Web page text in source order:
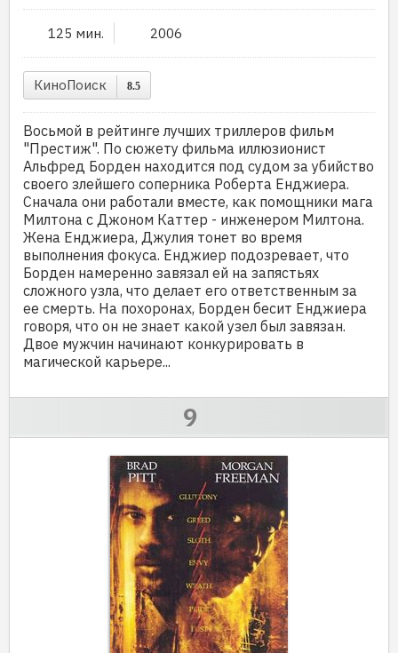
125 мин. 2006
КиноПоиск 8.5
Восьмой в рейтинге лучших триллеров фильм
"Престиж". По сюжету фильма иллюзионист
Альфред Борден находится под судом за убийство
своего злейшего соперника Роберта Енджиера.
Сначала они работали вместе, как помощники мага
Милтона с Джоном Каттер - инженером Милтона.
Жена Енджиера, Джулия тонет во время
выполнения фокуса. Енджиер подозревает, что
Борден намеренно завязал ей на запястьях
сложного узла, что делает его ответственным за
ее смерть. На похоронах, Борден бесит Енджиера
говоря, что он не знает какой узел был завязан.
Двое мужчин начинают конкурировать в
магической карьере...